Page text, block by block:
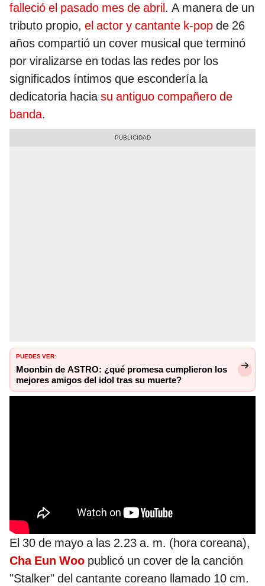
falleció el pasado mes de abril. A manera de un
tributo propio, el actor y cantante k-pop de 26
años compartió un cover musical que terminó
por viralizarse en todas las redes por los
significados íntimos que escondería la
dedicatoria haciasu antiguo compañero de
banda.
PUEDES VER:
Moonbin de ASTRO: ¿qué promesa cumplieron los
mejores amigos del idol tras su muerte?
El 30 de mayo a las 2.23 a. m. (hora coreana),
Cha Eun Woo publicó un cover de la canción
"Stalker" del cantante coreano llamado 10 cm.